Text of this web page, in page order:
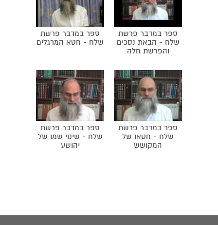
ספר במדבר פרשת
שלח - הבאת נסכים
והפרשת חלה
ספר במדבר פרשת
שלח - חטא המרגלים
ספר במדבר פרשת
שלח - חטאו של
המקושש
ספר במדבר פרשת
שלח - שינוי שמו של
יהושע